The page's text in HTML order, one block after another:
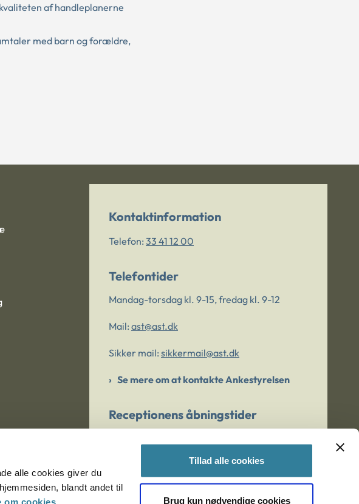
alle cookies giver du
blandt andet til
om cookies
Tillad alle cookies
Brug kun nødvendige cookies
af handleplanerne
med barn og forældre,
Kontaktinformation
Telefon: 33 41 12 00
Telefontider
Mandag-torsdag kl. 9-15, fredag kl. 9-12
Mail: ast@ast.dk
Sikker mail: sikkermail@ast.dk
Se mere om at kontakte Ankestyrelsen
Receptionens åbningstider
Er du bekymret for et barn/en ung?